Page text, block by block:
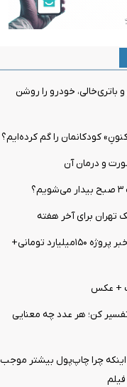
خودرو را روشن
کودکانمان را گم کرده‌ایم؟
و درمان آن
تهران برای آخر هفته
واکنش تند واشقانی به خبر پروژه ۱۵۰میلیارد تومانی+
کن؛ هر عدد چه معنایی
چرا چاپ‌پول بیشتر موجب